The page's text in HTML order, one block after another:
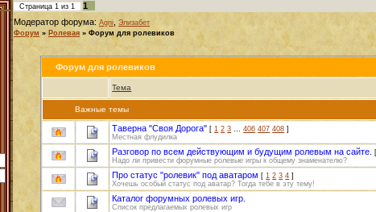
Страница 1 из 1
1
Модератор форума: Agni ,Элизабет
Форум » Ролевая » Форум для ролевиков
Форум для ролевиков
Тема
Важные темы
Таверна "Своя Дорога" [1 2 3 …406 407 408 ]
Местная флудилка
Разговор по всем действующим и будущим ролевым на сайте.
Надо ли привести форумные ролевые игры к общему знаменателю?
Про статус "ролевик" под аватаром [1 2 3 4 ]
Хочешь особый статус под аватар? Тогда тебе в эту тему!
Каталог форумных ролевых игр.
Список предлагаемых ролевых игр